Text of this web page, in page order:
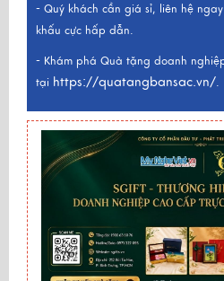
- Quý khách cần giá sỉ, liên hệ ngay
khấu cực hấp dẫn.
- Khám phá Quà tặng doanh
tại https://quatangbansac.vn/.